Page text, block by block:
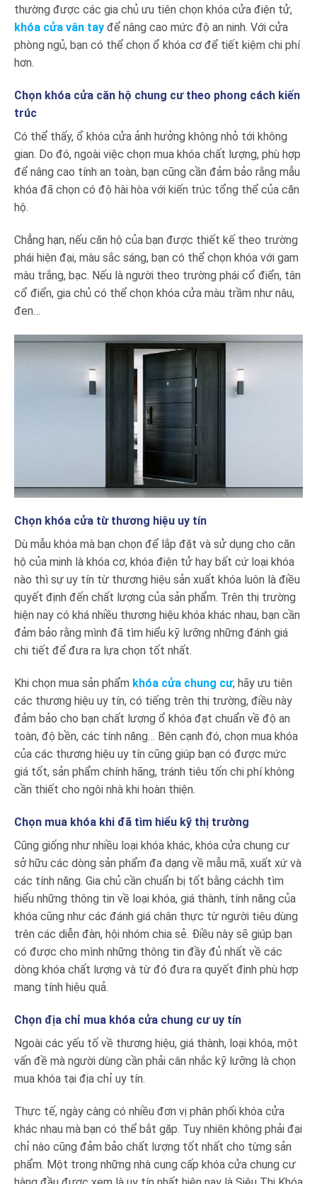
thường được các gia chủ ưu tiên chọn khóa cửa điện tử,
khóa cửa vân tay để nâng cao mức độ an ninh. Với cửa
phòng ngủ, bạn có thể chọn ổ khóa cơ để tiết kiệm chi phí
hơn.
Chọn khóa cửa căn hộ chung cư theo phong cách kiến
trúc
Có thể thấy, ổ khóa cửa ảnh hưởng không nhỏ tới không
gian. Do đó, ngoài việc chọn mua khóa chất lượng, phù hợp
để nâng cao tính an toàn, bạn cũng cần đảm bảo rằng mẫu
khóa đã chọn có độ hài hòa với kiến trúc tổng thể của căn
hộ.
Chẳng hạn, nếu căn hộ của bạn được thiết kế theo trường
phái hiện đại, màu sắc sáng, bạn có thể chọn khóa với gam
màu trắng, bạc. Nếu là người theo trường phái cổ điển, tân
cổ điển, gia chủ có thể chọn khóa cửa màu trầm như nâu,
đen…
Chọn khóa cửa từ thương hiệu uy tín
Dù mẫu khóa mà bạn chọn để lắp đặt và sử dụng cho căn
hộ của minh là khóa cơ, khóa điện tử hay bất cứ loại khóa
nào thì sự uy tín từ thương hiệu sản xuất khóa luôn là điều
quyết định đến chất lượng của sản phẩm. Trên thị trường
hiện nay có khá nhiều thương hiệu khóa khác nhau, bạn cần
đảm bảo rằng mình đã tìm hiểu kỹ lưỡng những đánh giá
chi tiết để đưa ra lựa chọn tốt nhất.
Khi chọn mua sản phẩm khóa cửa chung cư, hãy ưu tiên
các thương hiệu uy tín, có tiếng trên thị trường, điều này
đảm bảo cho bạn chất lượng ổ khóa đạt chuẩn về độ an
toàn, độ bền, các tính năng… Bên cạnh đó, chọn mua khóa
của các thương hiệu uy tín cũng giúp bạn có được mức
giá tốt, sản phẩm chính hãng, tránh tiêu tốn chi phí không
cần thiết cho ngôi nhà khi hoàn thiện.
Chọn mua khóa khi đã tìm hiểu kỹ thị trường
Cũng giống như nhiều loại khóa khác, khóa cửa chung cư
sở hữu các dòng sản phẩm đa dạng về mẫu mã, xuất xứ và
các tính năng. Gia chủ cần chuẩn bị tốt bằng cáchh tìm
hiểu những thông tin về loại khóa, giá thành, tính năng của
khóa cũng như các đánh giá chân thực từ người tiêu dùng
trên các diễn đàn, hội nhóm chia sẻ. Điều này sẽ giúp bạn
có được cho mình những thông tin đầy đủ nhất về các
dòng khóa chất lượng và từ đó đưa ra quyết định phù hợp
mang tính hiệu quả.
Chọn địa chỉ mua khóa cửa chung cư uy tín
Ngoài các yếu tố về thương hiệu, giá thành, loại khóa, một
vấn đề mà người dùng cần phải cân nhắc kỹ lưỡng là chọn
mua khóa tại địa chỉ uy tín.
Thực tế, ngày càng có nhiều đơn vị phân phối khóa cửa
khác nhau mà bạn có thể bắt gặp. Tuy nhiên không phải đại
chỉ nào cũng đảm bảo chất lượng tốt nhất cho từng sản
phẩm. Một trong những nhà cung cấp khóa cửa chung cư